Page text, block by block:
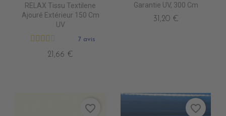
RELAX Tissu Textilene
Ajouré Extérieur 150 Cm
UV
7 avis
21,66 €
Garantie UV, 300 Cm
31,20 €
favorite_border favorite_border